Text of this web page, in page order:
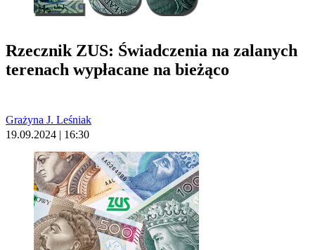
Rzecznik ZUS: Świadczenia na zalanych
terenach wypłacane na bieżąco
Grażyna J. Leśniak
19.09.2024 | 16:30